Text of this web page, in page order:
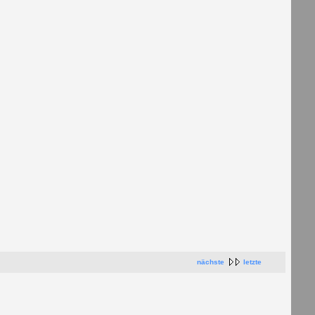
nächste letzte